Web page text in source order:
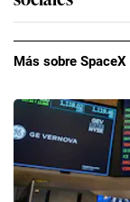
Más sobre SpaceX